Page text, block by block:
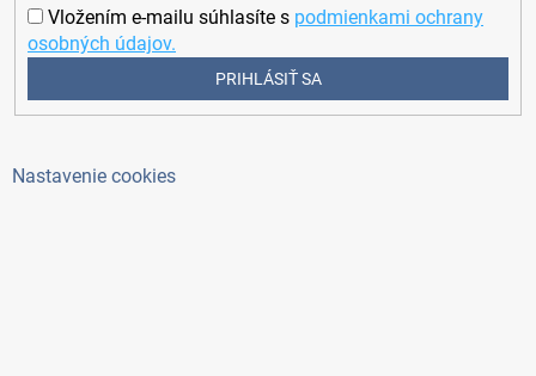
Vložením e-mailu súhlasíte s podmienkami ochrany
osobných údajov.
PRIHLÁSIŤ SA
Nastavenie cookies